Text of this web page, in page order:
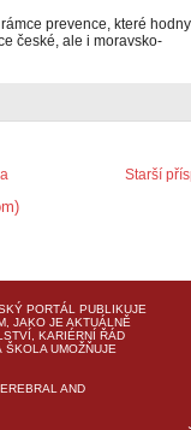
prevence, které hodny
české, ale i moravsko-
Starší
PORTÁL PUBLIKUJE
JAKO JE AKTUÁLNĚ
KARIÉRNÍ ŘÁD
ŠKOLA UMOŽŇUJE
AND